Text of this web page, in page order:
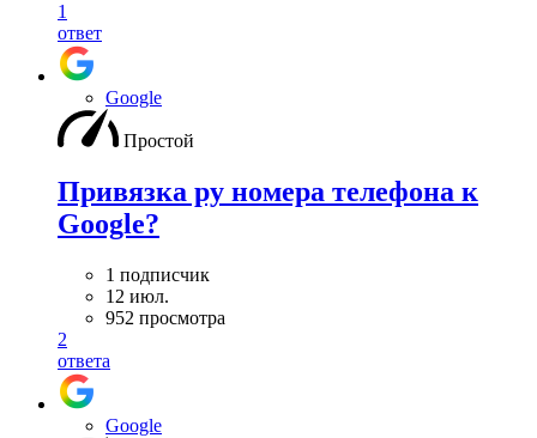
1
ответ
Google
Простой
Привязка ру номера телефона к
Google?
1 подписчик
12 июл.
952 просмотра
2
ответа
Google